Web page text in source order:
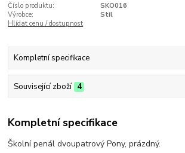
Číslo produktu:
SKO016
Výrobce:
Stil
Hlídat cenu / dostupnost
Kompletní specifikace
Související zboží 4
Kompletní specifikace
Školní penál dvoupatrový Pony, prázdný.